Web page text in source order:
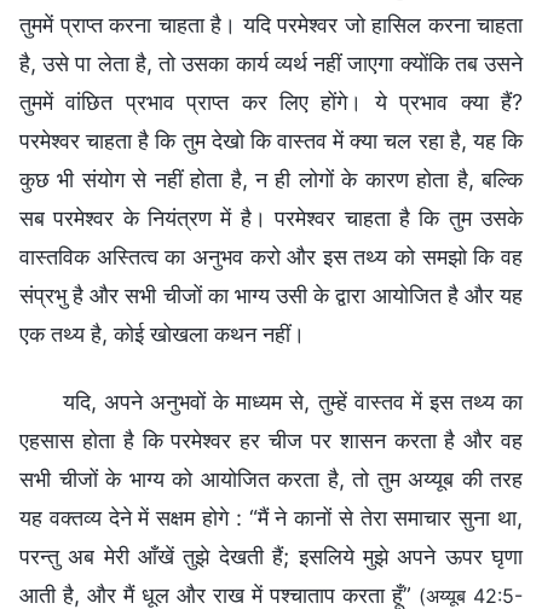
तुममें प्राप्त करना चाहता है। यदि परमेश्वर जो हासिल करना चाहता
है, उसे पा लेता है, तो उसका कार्य व्यर्थ नहीं जाएगा क्योंकि तब उसने
तुममें वांछित प्रभाव प्राप्त कर लिए होंगे। ये प्रभाव क्या हैं?
परमेश्वर चाहता है कि तुम देखो कि वास्तव में क्या चल रहा है, यह कि
कुछ भी संयोग से नहीं होता है, न ही लोगों के कारण होता है, बल्कि
सब परमेश्वर के नियंत्रण में है। परमेश्वर चाहता है कि तुम उसके
वास्तविक अस्तित्व का अनुभव करो और इस तथ्य को समझो कि वह
संप्रभु है और सभी चीजों का भाग्य उसी के द्वारा आयोजित है और यह
एक तथ्य है, कोई खोखला कथन नहीं।
यदि, अपने अनुभवों के माध्यम से, तुम्हें वास्तव में इस तथ्य का
एहसास होता है कि परमेश्वर हर चीज पर शासन करता है और वह
सभी चीजों के भाग्य को आयोजित करता है, तो तुम अय्यूब की तरह
यह वक्तव्य देने में सक्षम होगे : “मैं ने कानों से तेरा समाचार सुना था,
परन्तु अब मेरी आँखें तुझे देखती हैं; इसलिये मुझे अपने ऊपर घृणा
आती है, और मैं धूल और राख में पश्‍चाताप करता हूँ” (अय्यूब 42:5-